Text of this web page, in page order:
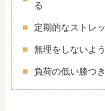
る
定期的なストレ
無理をしないよ
負荷の低い膝つ